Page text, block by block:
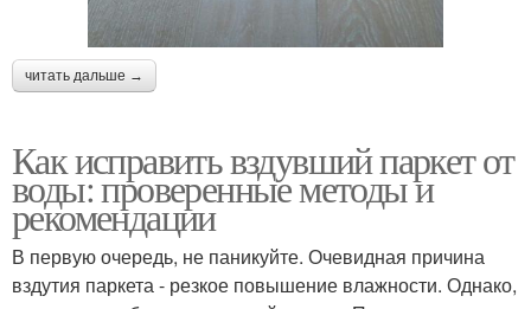
читать дальше →
Как исправить вздувший паркет от
воды: проверенные методы и
рекомендации
В первую очередь, не паникуйте. Очевидная причина
вздутия паркета - резкое повышение влажности. Однако,